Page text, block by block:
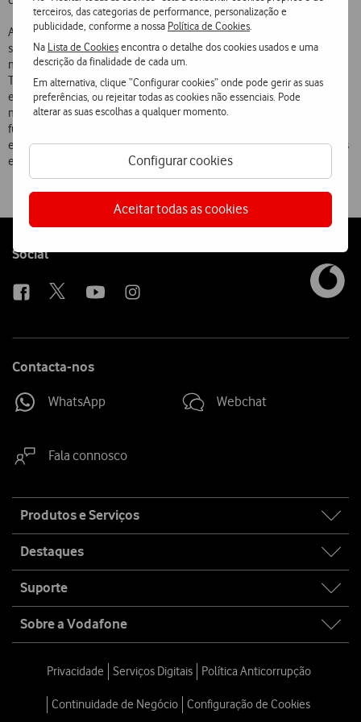
terceiros, das categorias de performance, personalização e
publicidade, conforme a nossa Política de Cookies
Na Lista de Cookiesencontra o detalhe dos cookies usados e uma
descrição da finalidade de cada um.
Em alternativa, clique “Configurar cookies” onde pode gerir as suas
preferências, ou rejeitar todas as cookies não essenciais. Pode
alterar as suas escolhas a qualquer momento.
Configurar cookies
Aceitar todas as cookies
A constituição de um centro de incubação de empresas constitui um
suporte essencial para a dinamização de semelhante rede, na
medida em que, tal como refere António Carrapatoso, presidente da
TELECEL, «existem algumas barreiras à criação das empresas “.com”
em Portugal que se prendem com a capacidade de investimento,
mas não só. O apoio operacional e otimeto market são
fundamentais. O programa “Empresário Digital” vai apoiar os
empreendedores portugueses na concretização das suas estratégias
em tempo útil, ou seja, à velocidade da net».
Follow
Social
Contacta-nos
WhatsApp Webchat
Fala connosco
map
Produtos e Serviços
Destaques
Suporte
Sobre a Vodafone
Privacidade Serviços Digitais Política Anticorrupção
Continuidade de Negócio Configuração de Cookies